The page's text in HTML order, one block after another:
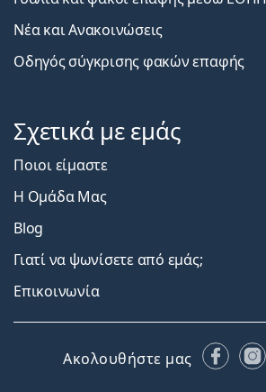
Νέα και Ανακοινώσεις
Οδηγός σύγκρισης φακών επαφής
Σχετικά με εμάς
Ποιοι είμαστε
Η Ομάδα Μας
Blog
Γιατί να ψωνίσετε από εμάς;
Επικοινωνία
Ακολουθήστε μας